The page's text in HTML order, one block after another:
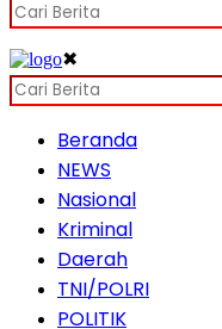
✖
Beranda
NEWS
Nasional
Kriminal
Daerah
TNI/POLRI
POLITIK